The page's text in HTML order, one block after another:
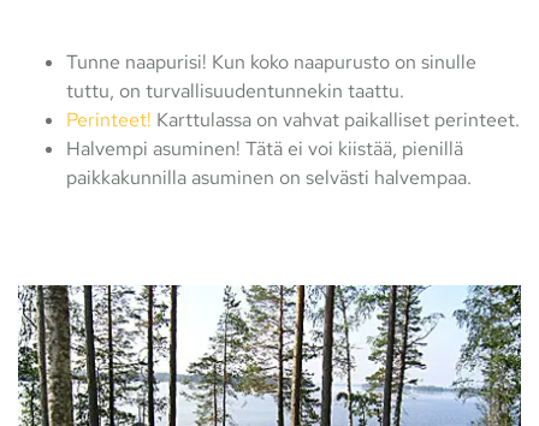
Tunne naapurisi! Kun koko naapurusto on sinulle
tuttu, on turvallisuudentunnekin taattu.
Perinteet! Karttulassa on vahvat paikalliset perinteet.
Halvempi asuminen! Tätä ei voi kiistää, pienillä
paikkakunnilla asuminen on selvästi halvempaa.